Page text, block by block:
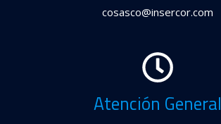
cosasco@insercor.com
Atención General